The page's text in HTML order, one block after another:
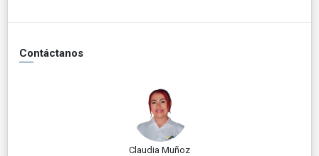
Contáctanos
Claudia Muñoz